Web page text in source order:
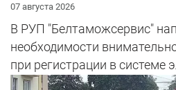
07 августа 2026
В РУП "Белтаможсервис"
необходимости
при регистрации в системе